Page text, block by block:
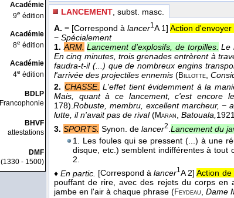
Académie
9e édition
Académie
8e édition
Académie
4e édition
BDLP
Francophonie
BHVF
attestations
DMF
(1330 - 1500)
LANCEMENT , subst. masc.
A. − [Correspond à lancer1 A 1] Action d'envoyer
− Spécialement
1. ARM. Lancement d'explosifs, de torpilles. Le
En cinq minutes, trois grenades entrèrent à
faudra-t-il (...) que de nombreux engins
l'arrivée des projectiles ennemis (Billotte
2. CHASSE. L'effet tient évidemment à la
Mais, quant à ce lancement, c'est encore
178). Robuste, membru, excellent marcheur, −
lutte, il n'avait pas de rival(Maran Batouala, 1921
3. SPORTS. Synon. de lancer2 Lancement du
1. Les foules qui se pressent (...) à une
disque, etc.) semblent indifférentes à tout
2.
♦En partic. [Correspond àlancer1A 2] Action de
pouffant de rire, avec des rejets du corps en
jambe en l'air à chaque phrase (Feydeau, Dame